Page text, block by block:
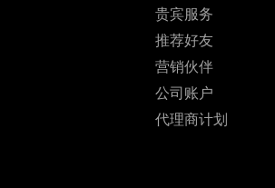
贵宾服务
推荐好友
营销伙伴
公司账户
代理商计划